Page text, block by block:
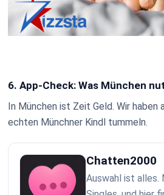
6. App-Check: Was München
In München ist Zeit Geld. Wir haben
echten Münchner Kindl tummeln.
Chatten2000
Auswahl ist alles.